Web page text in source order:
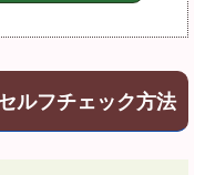
ルフチェック方法